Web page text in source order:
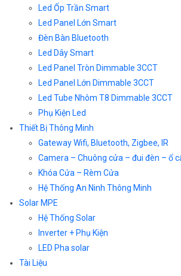
Led Ốp Trần Smart
Led Panel Lớn Smart
Đèn Bàn Bluetooth
Led Dây Smart
Led Panel Tròn Dimmable 3CCT
Led Panel Lớn Dimmable 3CCT
Led Tube Nhôm T8 Dimmable 3CCT
Phụ Kiện Led
Thiết Bị Thông Minh
Gateway Wifi, Bluetooth, Zigbee, IR
Camera – Chuông cửa – đui đèn – ổ
Khóa Cửa – Rèm Cửa
Hệ Thống An Ninh Thông Minh
Solar MPE
Hệ Thống Solar
Inverter + Phụ Kiện
LED Pha solar
Tài Liệu